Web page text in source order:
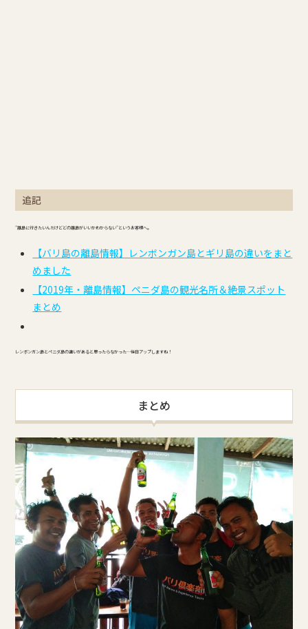
追記
”離島に行きたいんだけどどの離島がいいかわからない”というお客様へ。
【バリ島の離島情報】レンボンガン島とギリ島の違いをまと
めました
【2019年・離島情報】ペニダ島の観光名所＆絶景スポット
まとめ
レンボンガン島とペニダ島の違いがあると思ったらなかった…後日アップしますね！
まとめ